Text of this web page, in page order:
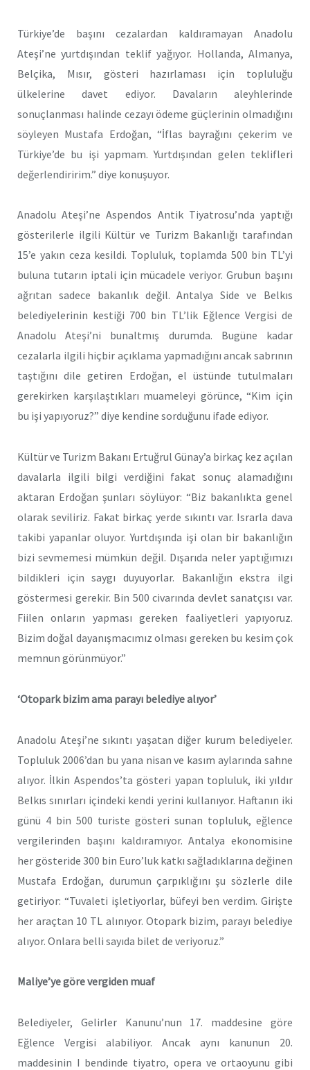
Türkiye’de başını cezalardan kaldıramayan Anadolu
Ateşi’ne yurtdışından teklif yağıyor. Hollanda, Almanya,
Belçika, Mısır, gösteri hazırlaması için topluluğu
ülkelerine davet ediyor. Davaların aleyhlerinde
sonuçlanması halinde cezayı ödeme güçlerinin olmadığını
söyleyen Mustafa Erdoğan, “İflas bayrağını çekerim ve
Türkiye’de bu işi yapmam. Yurtdışından gelen teklifleri
değerlendiririm.” diye konuşuyor.
Anadolu Ateşi’ne Aspendos Antik Tiyatrosu’nda yaptığı
gösterilerle ilgili Kültür ve Turizm Bakanlığı tarafından
15’e yakın ceza kesildi. Topluluk, toplamda 500 bin TL’yi
buluna tutarın iptali için mücadele veriyor. Grubun başını
ağrıtan sadece bakanlık değil. Antalya Side ve Belkıs
belediyelerinin kestiği 700 bin TL’lik Eğlence Vergisi de
Anadolu Ateşi’ni bunaltmış durumda. Bugüne kadar
cezalarla ilgili hiçbir açıklama yapmadığını ancak sabrının
taştığını dile getiren Erdoğan, el üstünde tutulmaları
gerekirken karşılaştıkları muameleyi görünce, “Kim için
bu işi yapıyoruz?” diye kendine sorduğunu ifade ediyor.
Kültür ve Turizm Bakanı Ertuğrul Günay’a birkaç kez açılan
davalarla ilgili bilgi verdiğini fakat sonuç alamadığını
aktaran Erdoğan şunları söylüyor: “Biz bakanlıkta genel
olarak seviliriz. Fakat birkaç yerde sıkıntı var. Israrla dava
takibi yapanlar oluyor. Yurtdışında işi olan bir bakanlığın
bizi sevmemesi mümkün değil. Dışarıda neler yaptığımızı
bildikleri için saygı duyuyorlar. Bakanlığın ekstra ilgi
göstermesi gerekir. Bin 500 civarında devlet sanatçısı var.
Fiilen onların yapması gereken faaliyetleri yapıyoruz.
Bizim doğal dayanışmacımız olması gereken bu kesim çok
memnun görünmüyor.”
‘Otopark bizim ama parayı belediye alıyor’
Anadolu Ateşi’ne sıkıntı yaşatan diğer kurum belediyeler.
Topluluk 2006’dan bu yana nisan ve kasım aylarında sahne
alıyor. İlkin Aspendos’ta gösteri yapan topluluk, iki yıldır
Belkıs sınırları içindeki kendi yerini kullanıyor. Haftanın iki
günü 4 bin 500 turiste gösteri sunan topluluk, eğlence
vergilerinden başını kaldıramıyor. Antalya ekonomisine
her gösteride 300 bin Euro’luk katkı sağladıklarına değinen
Mustafa Erdoğan, durumun çarpıklığını şu sözlerle dile
getiriyor: “Tuvaleti işletiyorlar, büfeyi ben verdim. Girişte
her araçtan 10 TL alınıyor. Otopark bizim, parayı belediye
alıyor. Onlara belli sayıda bilet de veriyoruz.”
Maliye’ye göre vergiden muaf
Belediyeler, Gelirler Kanunu’nun 17. maddesine göre
Eğlence Vergisi alabiliyor. Ancak aynı kanunun 20.
maddesinin I bendinde tiyatro, opera ve ortaoyunu gibi